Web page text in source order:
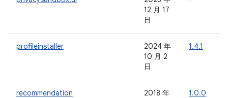
12 月 17
日
profileinstaller
2024 年
10 月 2
日
1.4.1
recommendation
2018 年
1.0.0